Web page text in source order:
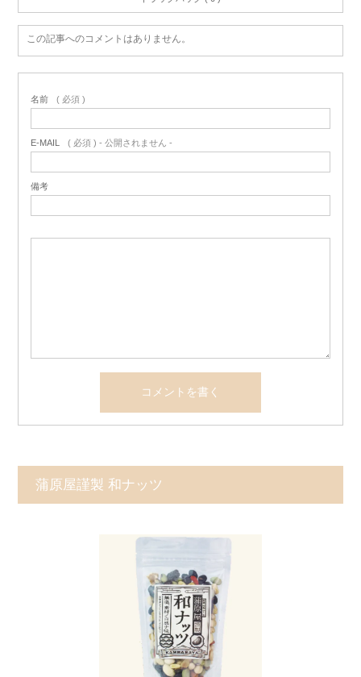
この記事へのコメントはありません。
名前 ( 必須 )
E-MAIL ( 必須 ) - 公開されません -
備考
蒲原屋謹製 和ナッツ